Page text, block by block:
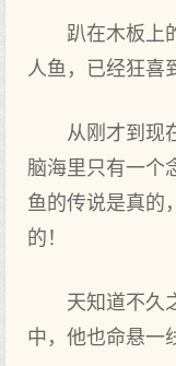
趴在木板上
人鱼，已经狂喜
从刚才到‌现
脑海里‌只有一个
鱼的传说是真‌的
的！
天知道不久
中，他也命悬一